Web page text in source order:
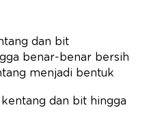
dan bit
benar-benar bersih
menjadi bentuk
dan bit hingga